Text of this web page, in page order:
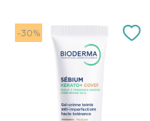
-30%